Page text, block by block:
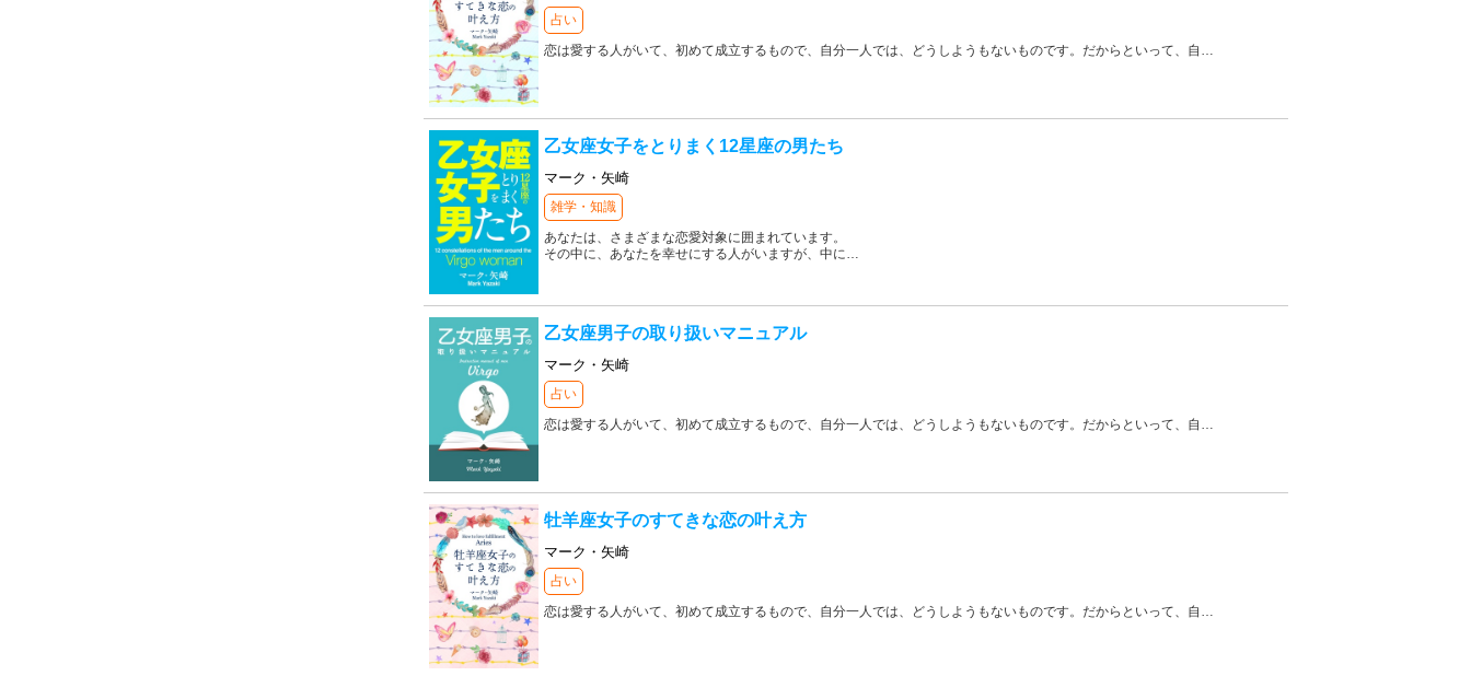
占い
恋は愛する人がいて、初めて成立するもので、自分一人では、どうしようもないものです。だからといって、自 …
乙女座女子をとりまく12星座の男たち
マーク・矢崎
雑学・知識
あなたは、さまざまな恋愛対象に囲まれています。
その中に、あなたを幸せにする人がいますが、中に…
乙女座男子の取り扱いマニュアル
マーク・矢崎
占い
恋は愛する人がいて、初めて成立するもので、自分一人では、どうしようもないものです。だからといって、自 …
牡羊座女子のすてきな恋の叶え方
マーク・矢崎
占い
恋は愛する人がいて、初めて成立するもので、自分一人では、どうしようもないものです。だからといって、自 …